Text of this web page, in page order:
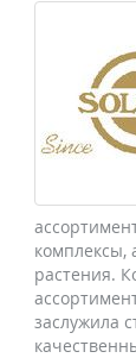
комплексы,
растения.
заслужила